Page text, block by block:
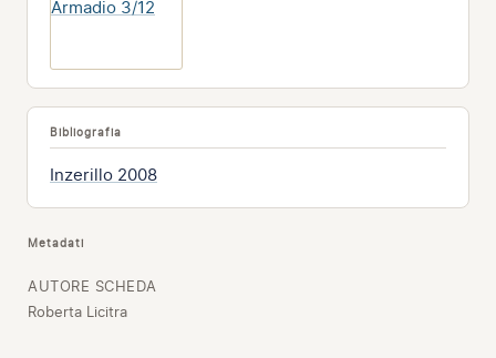
Bibliografia
Inzerillo 2008
Metadati
AUTORE SCHEDA
Roberta Licitra